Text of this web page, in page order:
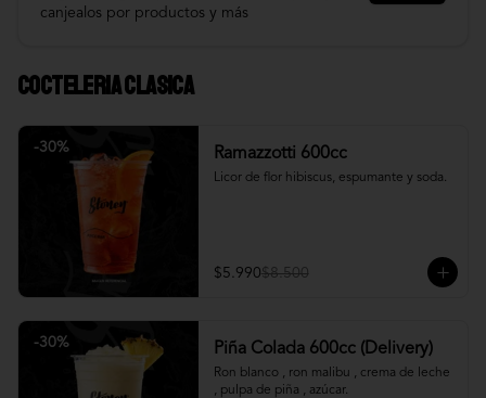
canjealos por productos y más
Cocteleria Clasica
-30% Ramazzotti 600cc
Licor de flor hibiscus, espumante y soda.
$5.990$8.500
-30% Piña Colada 600cc (Delivery)
Ron blanco , ron malibu , crema de leche
, pulpa de piña , azúcar.